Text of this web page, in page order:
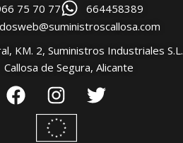
75 70 77
664458389
KM. 2, Suministros Industriales S.L.
Callosa de Segura, Alicante